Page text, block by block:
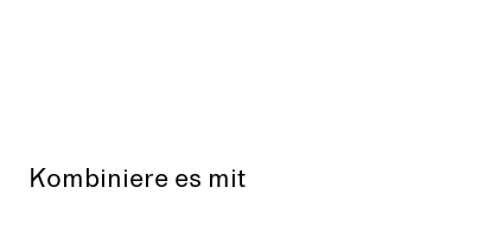
Kombiniere es mit